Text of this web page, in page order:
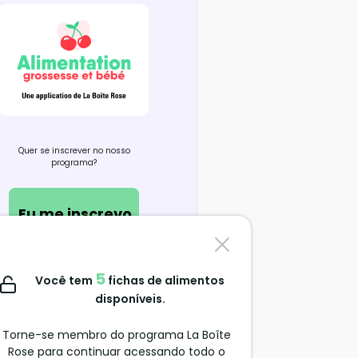
Quer se inscrever no nosso
programa?
Eu me inscrevo
Contate-nos
support@alimentation-
Você tem 5 fichas de alimentos
disponíveis.
Torne-se membro do programa La Boîte
Rose para continuar acessando todo o